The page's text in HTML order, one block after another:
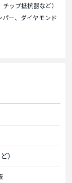
ップ抵抗器など）
、ダイヤモンド
）